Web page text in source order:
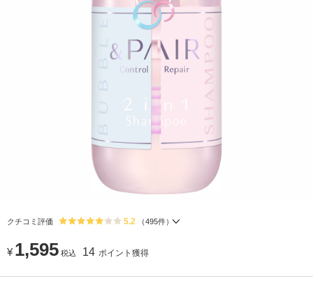
クチコミ評価 5.2 （495件）
¥ 1,595 税込 14 ポイント獲得